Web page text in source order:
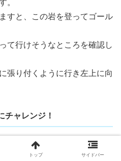
。
すと、この岩を登ってゴール
て行けそうなところを確認し
張り付くように行き左上に向
チャレンジ！
トップ サイドバー